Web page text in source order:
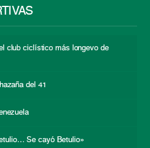
club ciclístico más longevo de
del 41
Se cayó Betulio»